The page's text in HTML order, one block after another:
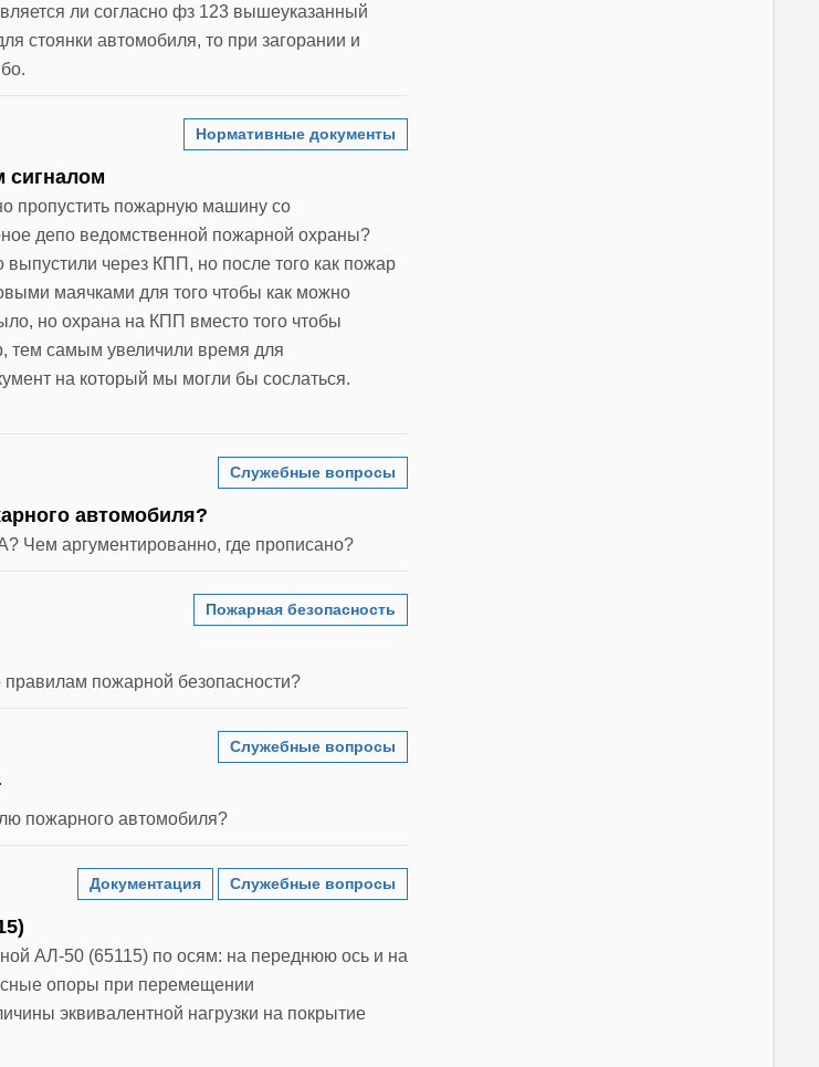
ли согласно фз 123 вышеуказанный
стоянки автомобиля, то при загорании и
Нормативные документы
сигналом
пропустить пожарную машину со
депо ведомственной пожарной охраны?
через КПП, но после того как пожар
маячками для того чтобы как можно
но охрана на КПП вместо того чтобы
тем самым увеличили время для
на который мы могли бы сослаться.
Служебные вопросы
автомобиля?
Чем аргументированно, где прописано?
Пожарная безопасность
пожарной безопасности?
Служебные вопросы
пожарного автомобиля?
Документация Служебные вопросы
АЛ-50 (65115) по осям: на переднюю ось и на
опоры при перемещении
эквивалентной нагрузки на покрытие